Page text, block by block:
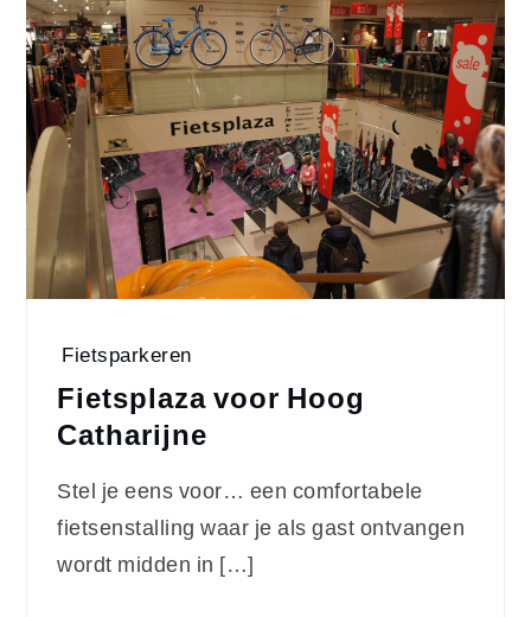
Fietsparkeren
Fietsplaza voor Hoog
Catharijne
Stel je eens voor… een comfortabele
fietsenstalling waar je als gast ontvangen
wordt midden in […]